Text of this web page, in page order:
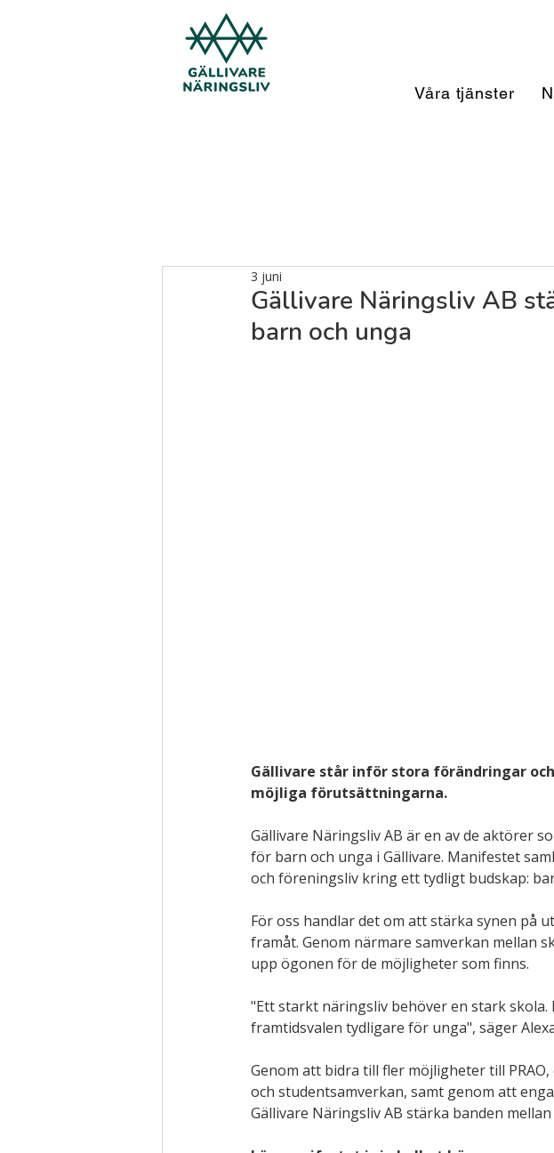
Våra tjänster
Gällivare Näringsliv AB
barn och unga
3 juni
Gällivare står inför stora förändringar
möjliga förutsättningarna.
Gällivare Näringsliv AB är en av de aktörer
för barn och unga i Gällivare. Manifestet
och föreningsliv kring ett tydligt budskap:
För oss handlar det om att stärka synen på
framåt. Genom närmare samverkan mellan
upp ögonen för de möjligheter som finns.
"Ett starkt näringsliv behöver en stark
framtidsvalen tydligare för unga", säger
Genom att bidra till fler möjligheter till
och studentsamverkan, samt genom att
Gällivare Näringsliv AB stärka banden